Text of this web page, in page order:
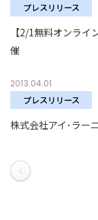
プレスリリース
【2/1無料オンラ
催
2013.04.01
プレスリリース
株式会社アイ･ラー